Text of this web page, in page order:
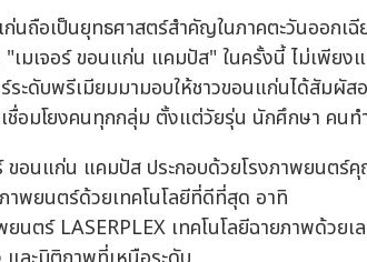
นถือเป็นยุทธศาสตร์สำคัญในภาคตะวันออกเ
"เมเจอร์ ขอนแก่น แคมปัส" ในครั้งนี้ ไม่เพีย
ระดับพรีเมียมมามอบให้ชาวขอนแก่นได้สัมผัส
ชื่อมโยงคนทุกกลุ่ม ตั้งแต่วัยรุ่น นักศึกษา คนท
ขอนแก่น แคมปัส ประกอบด้วยโรงภาพยนต
าพยนตร์ด้วยเทคโนโลยีที่ดีที่สุด อาทิ
ยนตร์ LASERPLEX เทคโนโลยีฉายภาพด้วย